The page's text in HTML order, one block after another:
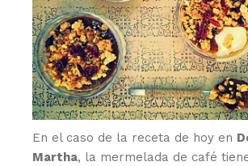
En el caso de la receta de hoy en
Martha, la mermelada de café